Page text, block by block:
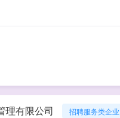
理有限公司 招聘服务类企业